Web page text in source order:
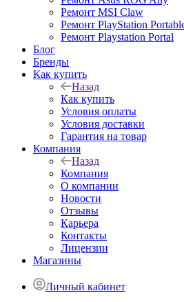
Ремонт MSI Claw
Ремонт PlayStation
Ремонт Playstation Portal
Блог
Бренды
Как купить
Назад
Как купить
Условия оплаты
Условия доставки
Гарантия на товар
Компания
Назад
Компания
О компании
Новости
Отзывы
Карьера
Контакты
Лицензии
Магазины
Личный кабинет